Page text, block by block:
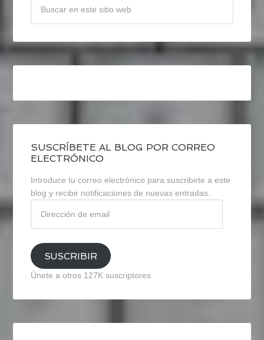
SUSCRÍBETE AL BLOG POR CORREO
ELECTRÓNICO
Introduce tu correo electrónico para suscribirte a este
blog y recibir notificaciones de nuevas entradas.
email
SUSCRIBIR
Únete a otros 127K suscriptores